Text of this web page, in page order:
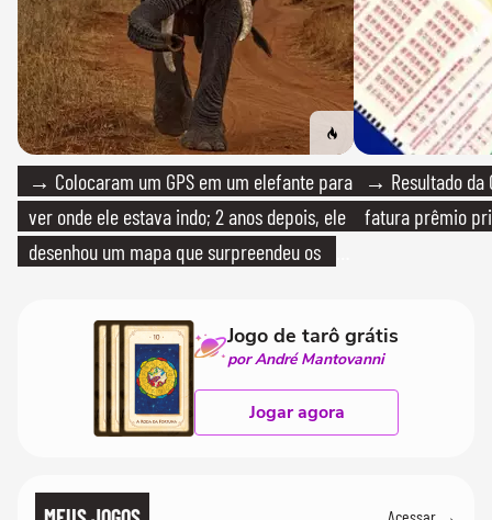
→ Colocaram um GPS em um elefante para
ver onde ele estava indo; 2 anos depois, ele
desenhou um mapa que surpreendeu os
→ Resultado da
fatura prêmio
Jogo de tarô grátis
por André Mantovanni
Jogar agora